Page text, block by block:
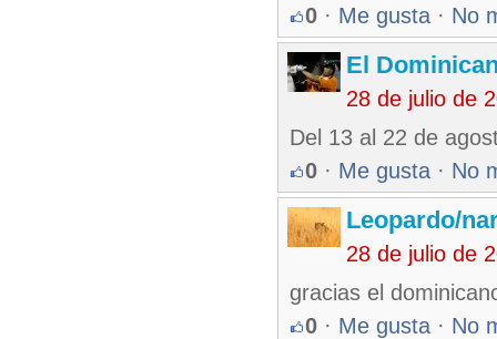
0 · Me gusta · No
El
28 de julio de
Del 13 al 22 de
0 · Me gusta · No
Leopardo/
28 de julio de
gracias el
0 · Me gusta · No